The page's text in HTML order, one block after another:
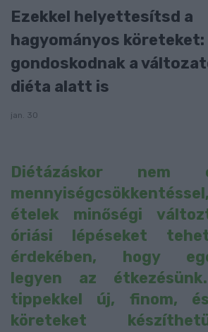
Ezekkel helyettesítsd a
hagyományos köreteket:
gondoskodnak a
diéta alatt is
jan. 30
Diétázáskor nem
ételek minőségi
óriási lépéseket
érdekében, hogy
legyen az
tippekkel új, finom,
köreteket